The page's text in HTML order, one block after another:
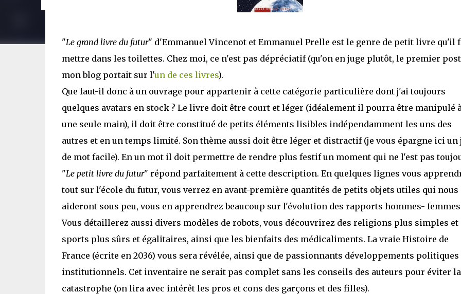
"Le grand livre du futur" d'Emmanuel Vincenot et Emmanuel Prelle est le genre de petit livre qu'il
mettre dans les toilettes. Chez moi, ce n'est pas dépréciatif (qu'on en juge plutôt, le premier
mon blog portait sur l'un de ces livres).
Que faut-il donc à un ouvrage pour appartenir à cette catégorie particulière dont j'ai toujours
quelques avatars en stock ? Le livre doit être court et léger (idéalement il pourra être manipulé
une seule main), il doit être constitué de petits éléments lisibles indépendamment les uns des
autres et en un temps limité. Son thème aussi doit être léger et distractif (je vous épargne ici un
de mot facile). En un mot il doit permettre de rendre plus festif un moment qui ne l'est pas
"Le petit livre du futur" répond parfaitement à cette description. En quelques lignes vous
tout sur l'école du futur, vous verrez en avant-première quantités de petits objets utiles qui nous
aideront sous peu, vous en apprendrez beaucoup sur l'évolution des rapports hommes-
Vous détaillerez aussi divers modèles de robots, vous découvrirez des religions plus simples et
sports plus sûrs et égalitaires, ainsi que les bienfaits des médicaliments. La vraie Histoire de
France (écrite en 2036) vous sera révélée, ainsi que de passionnants développements politiques
institutionnels. Cet inventaire ne serait pas complet sans les conseils des auteurs pour éviter la
catastrophe (on lira avec intérêt les pros et cons des garçons et des filles).